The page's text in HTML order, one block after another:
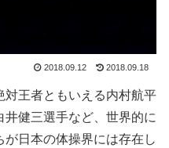
2018.09.12 2018.09.18
王者ともいえる内村航平
健三選手など、世界的に
が日本の体操界には存在し